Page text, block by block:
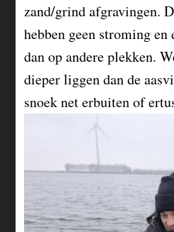
zand/grind afgravingen.
hebben geen stroming
dan op andere plekken.
dieper liggen dan de
snoek net erbuiten of